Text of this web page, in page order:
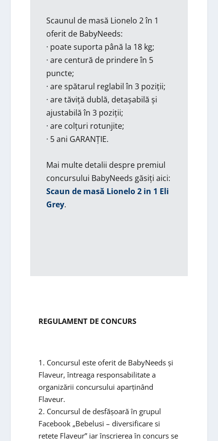
Scaunul de masă Lionelo 2 în 1
oferit de BabyNeeds:
· poate suporta până la 18 kg;
· are centură de prindere în 5
puncte;
· are spătarul reglabil în 3 poziții;
· are tăviță dublă, detașabilă și
ajustabilă în 3 poziții;
· are colțuri rotunjite;
· 5 ani GARANȚIE.
Mai multe detalii despre premiul
concursului BabyNeeds găsiți aici:
Scaun de masă Lionelo 2 in 1 Eli
Grey.
REGULAMENT DE CONCURS
1. Concursul este oferit de BabyNeeds și
Flaveur, întreaga responsabilitate a
organizării concursului aparținând
Flaveur.
2. Concursul de desfășoară în grupul
Facebook „Bebelusi – diversificare si
retete Flaveur” iar înscrierea în concurs se